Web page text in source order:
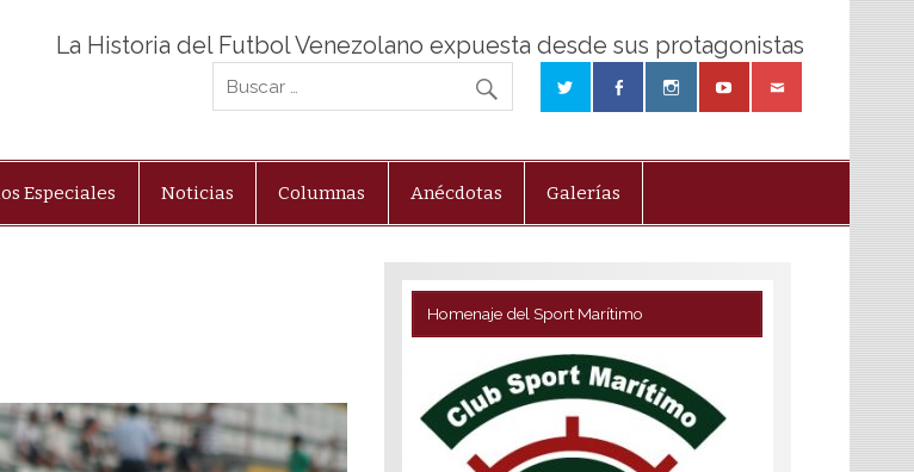
La Historia del Futbol Venezolano expuesta desde sus protagonistas
Especiales Noticias Columnas Anécdotas Galerías
Homenaje del Sport Marítimo